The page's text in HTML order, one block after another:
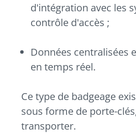
d'intégration avec les
contrôle d'accès ;
Données centralisées
en temps réel.
Ce type de badgeage
sous forme de porte-
transporter.